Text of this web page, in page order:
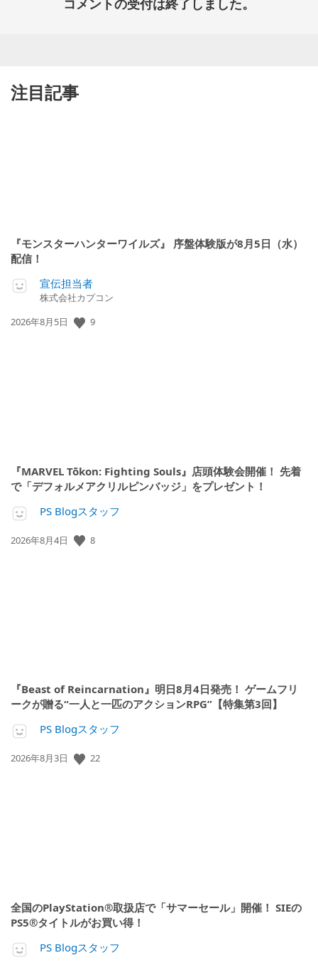
コメントの受付は終了しました。
注目記事
『モンスターハンターワイルズ』 序盤体験版が8月5日（水）
配信！
宣伝担当者
株式会社カプコン
公
2026年8月5日 9
『MARVEL Tōkon: Fighting Souls』店頭体験会開催！ 先着
で「デフォルメアクリルピンバッジ」をプレゼント！
PS Blogスタッフ
公
2026年8月4日 8
『Beast of Reincarnation』明日8月4日発売！ ゲームフリ
ークが贈る“一人と一匹のアクションRPG”【特集第3回】
PS Blogスタッフ
公
2026年8月3日 22
全国のPlayStation®取扱店で「サマーセール」開催！ SIEの
PS5®タイトルがお買い得！
PS Blogスタッフ